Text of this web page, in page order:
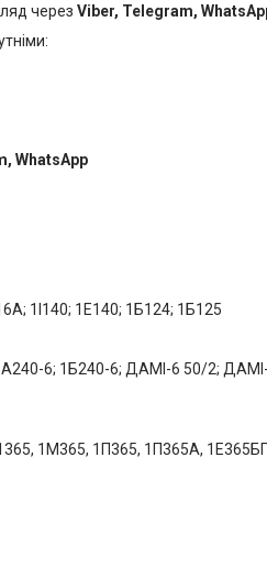
через Viber, Telegram,
WhatsApp
1І140; 1Е140; 1Б124; 1Б125
6; 1Б240-6; ДАМІ-6 50/2;
1М365, 1П365, 1П365А,